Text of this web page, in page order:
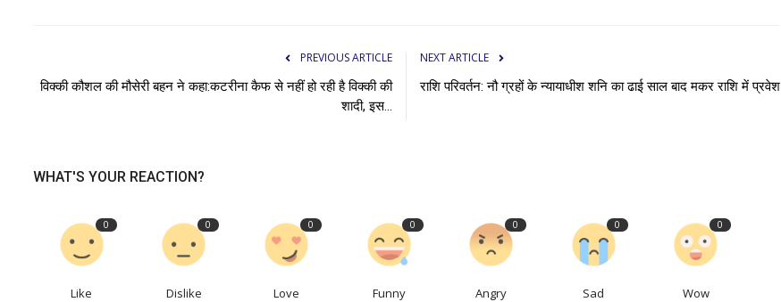
PREVIOUS ARTICLE
विक्की कौशल की मौसेरी बहन ने कहा:कटरीना कैफ से नहीं हो रही है विक्की की
शादी, इस...
NEXT ARTICLE
राशि परिवर्तन: नौ ग्रहों के न्यायाधीश शनि का ढाई साल बाद मकर राशि में प्रवेश
WHAT'S YOUR REACTION?
0
Like
0
Dislike
0
Love
0
Funny
0
Angry
0
Sad
0
Wow